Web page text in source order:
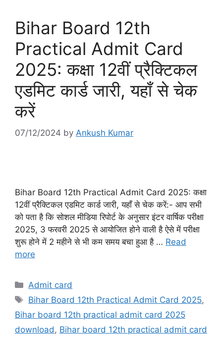
Bihar Board 12th
Practical Admit Card
2025: कक्षा 12वीं प्रैक्टिकल
एडमिट कार्ड जारी, यहाँ से चेक
करें
07/12/2024 by Ankush Kumar
Bihar Board 12th Practical Admit Card 2025: कक्षा
12वीं प्रैक्टिकल एडमिट कार्ड जारी, यहाँ से चेक करें:- आप सभी
को पता है कि सोशल मीडिया रिपोर्ट के अनुसार इंटर वार्षिक परीक्षा
2025, 3 फरवरी 2025 से आयोजित होने वाली है ऐसे में परीक्षा
शुरू होने में 2 महीने से भी कम समय बचा हुआ है … Read
more
Categories
Admit card
Tags
Bihar Board 12th Practical Admit Card 2025,
Bihar board 12th practical admit card 2025
download, Bihar board 12th practical admit card